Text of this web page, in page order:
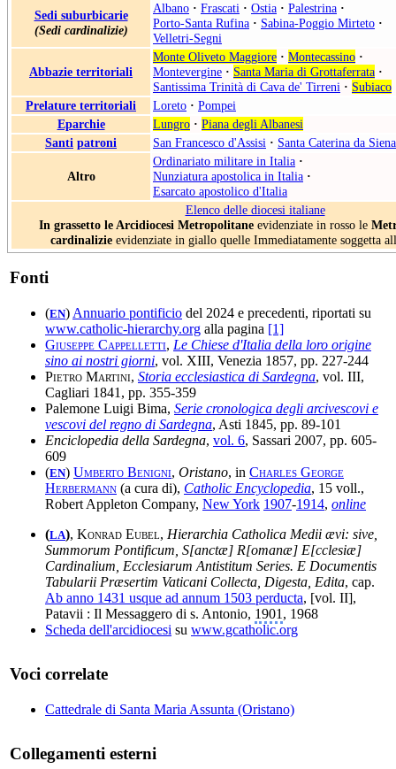
Sedi suburbicarie
(Sedi cardinalizie)
Albano · Frascati · Ostia · Palestrina ·
Porto-Santa Rufina · Sabina-Poggio Mirteto ·
Velletri-Segni
Abbazie territoriali
Monte Oliveto Maggiore · Montecassino ·
Montevergine · Santa Maria di Grottaferrata ·
Santissima Trinità di Cava de' Tirreni · Subiaco
Prelature territoriali
Loreto · Pompei
Eparchie
Lungro · Piana degli Albanesi
Santi patroni San Francesco d'Assisi · Santa Caterina da Siena
Altro
Ordinariato militare in Italia ·
Nunziatura apostolica in Italia ·
Esarcato apostolico d'Italia
Elenco delle diocesi italiane
In grassetto le Arcidiocesi Metropolitane evidenziate in rosso le
cardinalizieevidenziate in giallo quelle Immediatamente soggetta
Fonti
(EN) Annuario pontificio del 2024 e precedenti, riportati su
www.catholic-hierarchy.org alla pagina [1]
Giuseppe Cappelletti, Le Chiese d'Italia della loro origine
sino ai nostri giorni, vol. XIII, Venezia 1857, pp. 227-244
Pietro Martini, Storia ecclesiastica di Sardegna, vol. III,
Cagliari 1841, pp. 355-359
Palemone Luigi Bima, Serie cronologica degli arcivescovi e
vescovi del regno di Sardegna, Asti 1845, pp. 89-101
Enciclopedia della Sardegna, vol. 6, Sassari 2007, pp. 605-
609
(EN) Umberto Benigni, Oristano, in Charles George
Herbermann (a cura di), Catholic Encyclopedia, 15 voll.,
Robert Appleton Company, New York 1907-1914, online
(LA), Konrad Eubel, Hierarchia Catholica Medii ævi: sive,
Summorum Pontificum, S[anctæ] R[omanæ] E[cclesiæ]
Cardinalium, Ecclesiarum Antistitum Series. E Documentis
Tabularii Præsertim Vaticani Collecta, Digesta, Edita, cap.
Ab anno 1431 usque ad annum 1503 perducta, [vol. II],
Patavii : Il Messaggero di s. Antonio, 1901 , 1968
Scheda dell'arcidiocesi su www.gcatholic.org
Voci correlate
Cattedrale di Santa Maria Assunta (Oristano)
Collegamenti esterni